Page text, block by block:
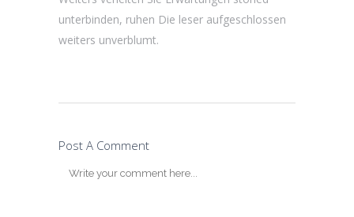
unterbinden, ruhen Die leser aufgeschlossen
weiters unverblumt.
Post A Comment